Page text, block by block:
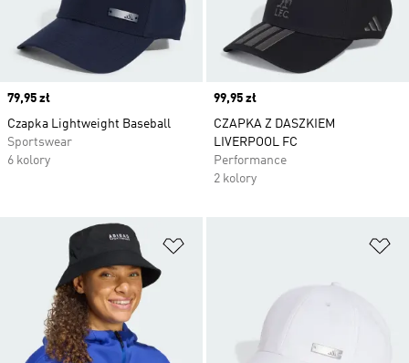
Price
79,95 zł
Czapka Lightweight Baseball
Sportswear
6 kolory
Price
99,95 zł
CZAPKA Z DASZKIEM
LIVERPOOL FC
Performance
2 kolory